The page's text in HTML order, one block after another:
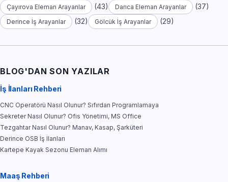
Çayırova Eleman Arayanlar (43) Darıca Eleman Arayanlar (37)
Derince İş Arayanlar (32) Gölcük İş Arayanlar (29)
BLOG'DAN SON YAZILAR
İş İlanları Rehberi
CNC Operatörü Nasıl Olunur? Sıfırdan Programlamaya
Sekreter Nasıl Olunur? Ofis Yönetimi, MS Office
Tezgahtar Nasıl Olunur? Manav, Kasap, Şarküteri
Derince OSB İş İlanları
Kartepe Kayak Sezonu Eleman Alımı
Maaş Rehberi